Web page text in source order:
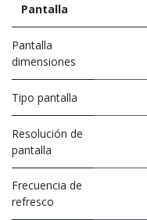
Pantalla
Pantalla
dimensiones
Tipo pantalla
Resolución de
pantalla
Frecuencia de
refresco